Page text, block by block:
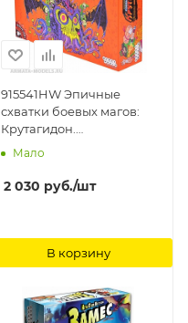
915541HW Эпичные
схватки боевых магов:
Крутагидон.
Экстремально острый
Мало
2 030 руб./шт
В корзину